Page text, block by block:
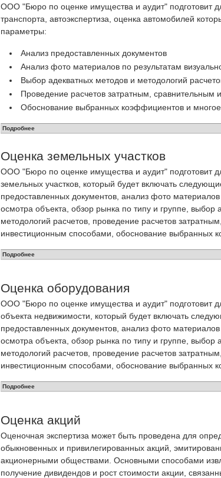
OOO "Бюро по оценке имущества и аудит" подготовит
транспорта, автоэкспертиза, оценка автомобилей
параметры:
Анализ предоставленных документов
Анализ фото материалов по результатам
Выбор адекватных методов и методологий
Проведение расчетов затратным, сравнительным
Обоснование выбранных коэффициентов и многое
Подробнее
Оценка земельных участков
OOO "Бюро по оценке имущества и аудит" подготовит
земельных участков, который будет включать
предоставленных документов, анализ фото материалов
осмотра объекта, обзор рынка по типу и группе, выбор
методологий расчетов, проведение расчетов
инвестиционным способами, обоснование выбранных
Подробнее
Оценка оборудования
OOO "Бюро по оценке имущества и аудит" подготовит
объекта недвижимости, который будет включать
предоставленных документов, анализ фото материалов
осмотра объекта, обзор рынка по типу и группе, выбор
методологий расчетов, проведение расчетов
инвестиционным способами, обоснование выбранных
Подробнее
Оценка акций
Оценочная экспертиза может быть проведена для
обыкновенных и привилегированных акций,
акционерными обществами. Основными способами
получение дивидендов и рост стоимости акции,